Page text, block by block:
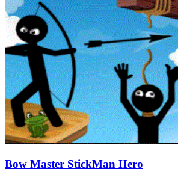
Bow Master StickMan Hero